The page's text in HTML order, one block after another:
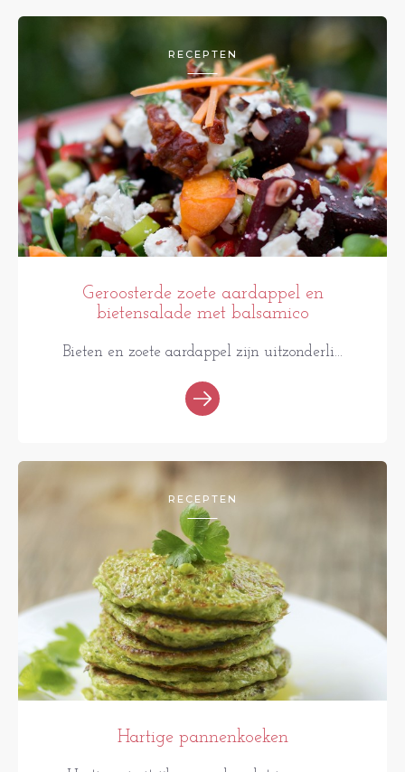
RECEPTEN
Geroosterde zoete aardappel en
bietensalade met balsamico
Bieten en zoete aardappel zijn uitzonderli...
RECEPTEN
Hartige pannenkoeken